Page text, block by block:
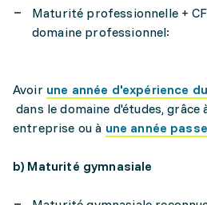
Maturité professionnelle +
domaine professionnel:
Avoir une année d'expérience
dans le domaine d'études, grâce
entreprise ou à une année
b) Maturité gymnasiale